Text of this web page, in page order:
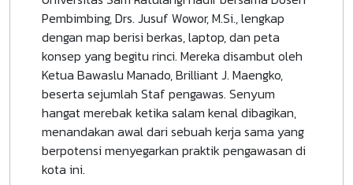
Pembimbing, Drs. Jusuf Wowor, M.Si., lengkap
dengan map berisi berkas, laptop, dan peta
konsep yang begitu rinci. Mereka disambut oleh
Ketua Bawaslu Manado, Brilliant J. Maengko,
beserta sejumlah Staf pengawas. Senyum
hangat merebak ketika salam kenal dibagikan,
menandakan awal dari sebuah kerja sama yang
berpotensi menyegarkan praktik pengawasan di
kota ini.